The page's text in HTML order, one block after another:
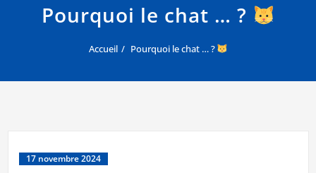
Pourquoi le chat … ?
Accueil Pourquoi le chat … ?
17 novembre 2024